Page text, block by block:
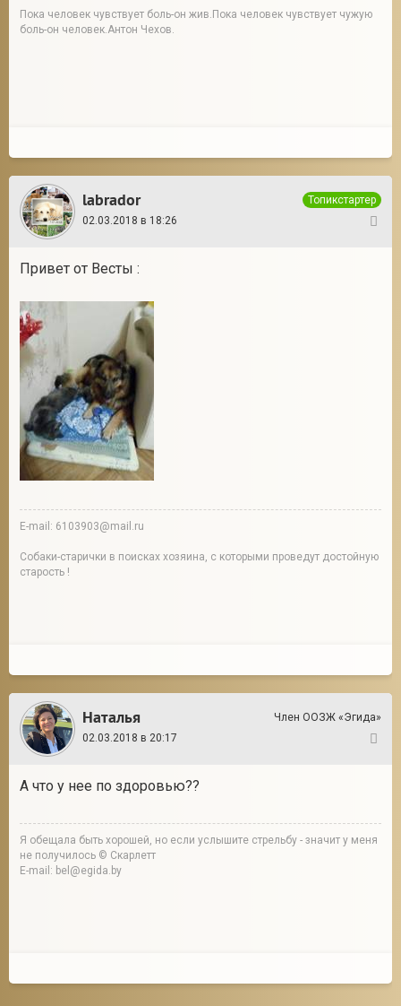
Пока человек чувствует боль-он жив.Пока человек чувствует чужую
боль-он человек.Антон Чехов.
labrador
Топикстартер
02.03.2018 в 18:26
Привет от Весты :
E-mail: 6103903@mail.ru
Собаки-старички в поисках хозяина, с которыми проведут достойную
старость !
Наталья
Член ООЗЖ «Эгида»
02.03.2018 в 20:17
А что у нее по здоровью??
Я обещала быть хорошей, но если услышите стрельбу - значит у меня
не получилось © Скарлетт
E-mail: bel@egida.by